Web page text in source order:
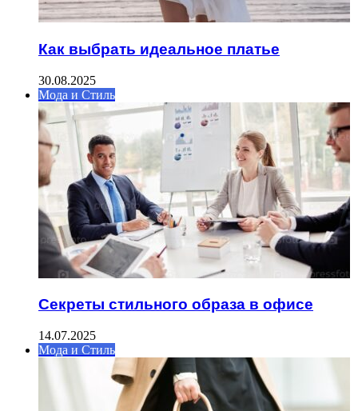
Как выбрать идеальное платье
30.08.2025
Мода и Стиль
Секреты стильного образа в офисе
14.07.2025
Мода и Стиль